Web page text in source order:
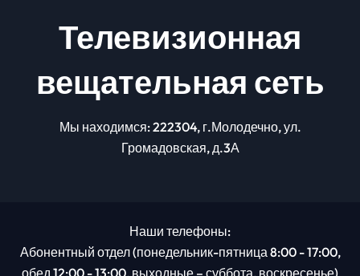
Телевизионная
вещательная сеть
Мы находимся: 222304, г.Молодечно, ул.
Громадовская, д.3А
Наши телефоны:
Абонентный отдел (понедельник-пятница 8:00 - 17:00,
обед 12:00 - 13:00, выходные – суббота, воскресенье)